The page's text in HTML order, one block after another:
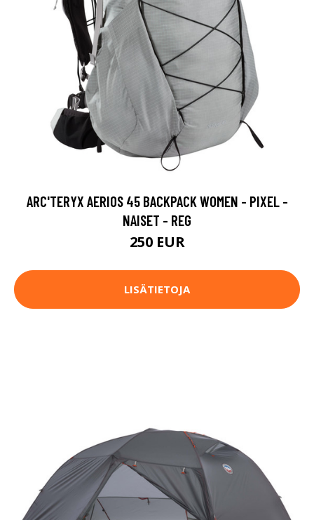
ARC'TERYX AERIOS 45 BACKPACK WOMEN - PIXEL -
NAISET - REG
250 EUR
LISÄTIETOJA